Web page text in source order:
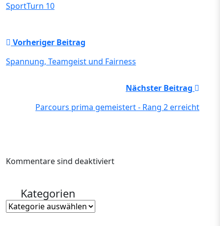
SportTurn 10
Vorheriger Beitrag
Spannung, Teamgeist und Fairness
Nächster Beitrag
Parcours prima gemeistert - Rang 2 erreicht
Kommentare sind deaktiviert
Kategorien
Kategorien